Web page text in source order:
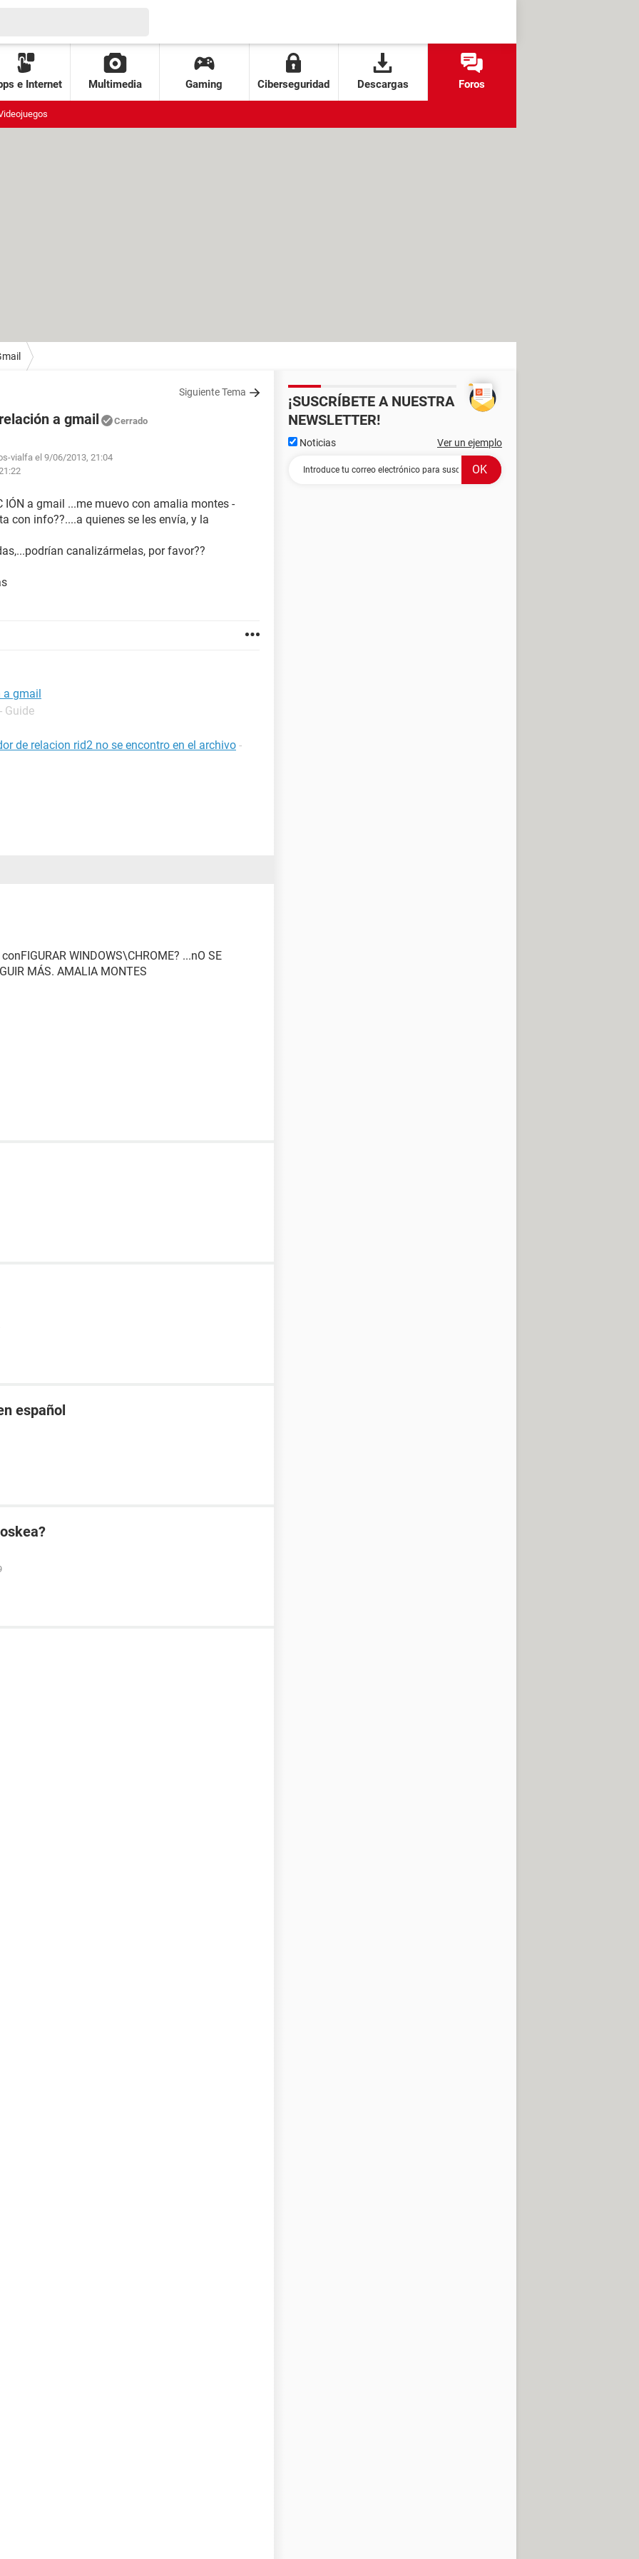
e Internet Multimedia Gaming Ciberseguridad Descargas Foros
Siguiente Tema
a gmail Cerrado
vialfa el 9/06/2013, 21:04
IÓN a gmail ...me muevo con amalia montes -
con info??....a quienes se les envía, y la
canalizármelas, por favor??
a gmail
- Guide
de relacion rid2 no se encontro en el archivo -
WINDOWS\CHROME? ...nO SE
MÁS. AMALIA MONTES
español
¡SUSCRÍBETE A NUESTRA
NEWSLETTER!
Noticias Ver un ejemplo